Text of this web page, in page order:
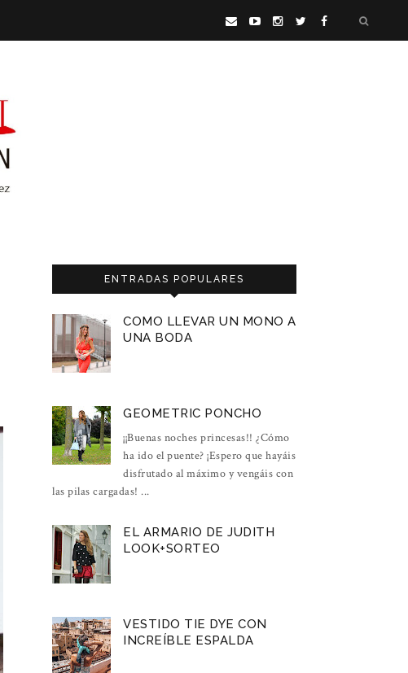
ENTRADAS POPULARES
COMO LLEVAR UN MONO A
UNA BODA
GEOMETRIC PONCHO
¡¡Buenas noches princesas!! ¿Cómo
ha ido el puente? ¡Espero que hayáis
disfrutado al máximo y vengáis con
las pilas cargadas! ...
EL ARMARIO DE JUDITH
LOOK+SORTEO
VESTIDO TIE DYE CON
INCREÍBLE ESPALDA